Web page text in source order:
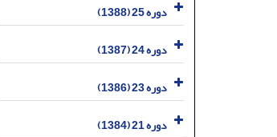
دوره 25 (1388)
دوره 24 (1387)
دوره 23 (1386)
دوره 21 (1384)